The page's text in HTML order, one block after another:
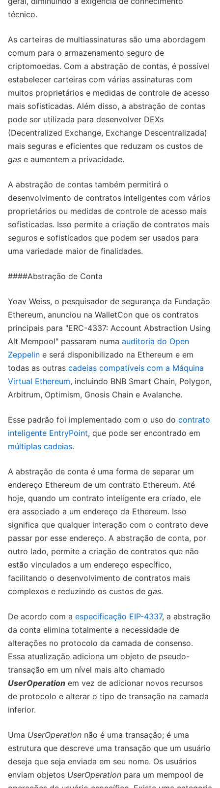
técnico.
As carteiras de multiassinaturas são uma abordagem
comum para o armazenamento seguro de
criptomoedas. Com a abstração de contas, é possível
estabelecer carteiras com várias assinaturas com
muitos proprietários e medidas de controle de acesso
mais sofisticadas. Além disso, a abstração de contas
pode ser utilizada para desenvolver DEXs
(Decentralized Exchange, Exchange Descentralizada)
mais seguras e eficientes que reduzam os custos de
gas e aumentem a privacidade.
A abstração de contas também permitirá o
desenvolvimento de contratos inteligentes com vários
proprietários ou medidas de controle de acesso mais
sofisticadas. Isso permite a criação de contratos mais
seguros e sofisticados que podem ser usados para
uma variedade maior de finalidades.
####Abstração de Conta
Yoav Weiss, o pesquisador de segurança da Fundação
Ethereum, anunciou na WalletCon que os contratos
principais para "ERC-4337: Account Abstraction Using
Alt Mempool" passaram numa auditoria do Open
Zeppelin e será disponibilizado na Ethereum e em
todas as outras cadeias compatíveis com a Máquina
Virtual Ethereum, incluindo BNB Smart Chain, Polygon,
Arbitrum, Optimism, Gnosis Chain e Avalanche.
Esse padrão foi implementado com o uso do contrato
inteligente EntryPoint, que pode ser encontrado em
múltiplas cadeias.
A abstração de conta é uma forma de separar um
endereço Ethereum de um contrato Ethereum. Até
hoje, quando um contrato inteligente era criado, ele
era associado a um endereço da Ethereum. Isso
significa que qualquer interação com o contrato deve
passar por esse endereço. A abstração de conta, por
outro lado, permite a criação de contratos que não
estão vinculados a um endereço específico,
facilitando o desenvolvimento de contratos mais
complexos e reduzindo os custos de gas.
De acordo com a especificação EIP-4337, a abstração
da conta elimina totalmente a necessidade de
alterações no protocolo da camada de consenso.
Essa atualização adiciona um objeto de pseudo-
transação em um nível mais alto chamado
UserOperation em vez de adicionar novos recursos
de protocolo e alterar o tipo de transação na camada
inferior.
Uma UserOperation não é uma transação; é uma
estrutura que descreve uma transação que um usuário
deseja que seja enviada em seu nome. Os usuários
enviam objetos UserOperation para um mempool de